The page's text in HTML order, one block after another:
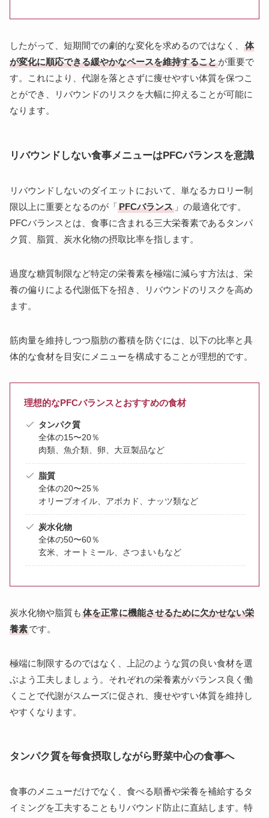
したがって、短期間での劇的な変化を求めるのではなく、
体
が変化に順応できる緩やかなペースを維持することが重要で
す。これにより、代謝を落とさずに痩せやすい体質を保つこ
とができ、リバウンドのリスクを大幅に抑えることが可能に
なります。
リバウンドしない食事メニューはPFCバランスを意識
リバウンドしないのダイエットにおいて、単なるカロリー制
限以上に重要となるのが「PFCバランス 」の最適化です。
PFCバランスとは、食事に含まれる三大栄養素であるタンパ
ク質、脂質、炭水化物の摂取比率を指します。
過度な糖質制限など特定の栄養素を極端に減らす方法は、栄
養の偏りによる代謝低下を招き、リバウンドのリスクを高め
ます。
筋肉量を維持しつつ脂肪の蓄積を防ぐには、以下の比率と具
体的な食材を目安にメニューを構成することが理想的です。
理想的なPFCバランスとおすすめの食材
タンパク質
全体の15〜20％
肉類、魚介類、卵、大豆製品など
脂質
全体の20〜25％
オリーブオイル、アボカド、ナッツ類など
炭水化物
全体の50〜60％
玄米、オートミール、さつまいもなど
炭水化物や脂質も 体を正常に機能させるために欠かせない栄
養素です。
極端に制限するのではなく、上記のような質の良い食材を選
ぶよう工夫しましょう。それぞれの栄養素がバランス良く働
くことで代謝がスムーズに促され、痩せやすい体質を維持し
やすくなります。
タンパク質を毎食摂取しながら野菜中心の食事へ
食事のメニューだけでなく、食べる順番や栄養を補給するタ
イミングを工夫することもリバウンド防止に直結します。特